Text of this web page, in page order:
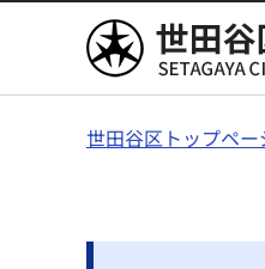
世田谷区
世田谷区トップペー